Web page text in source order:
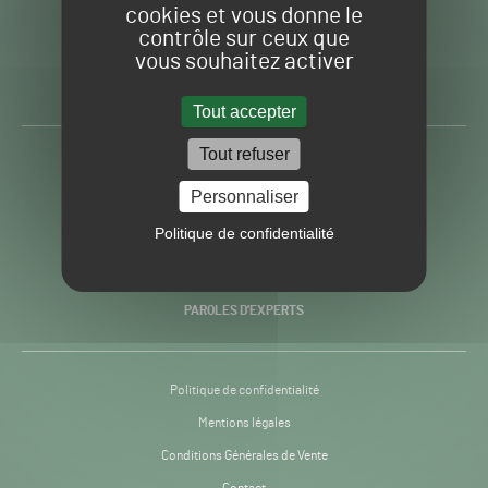
cookies et vous donne le
contrôle sur ceux que
vous souhaitez activer
Tout accepter
Tout refuser
Personnaliser
Politique de confidentialité
Gazon
Sport
H24
-
Toute l’info autour du
PRATIQUES
PAROLES D’EXPERTS
Politique de confidentialité
Mentions légales
Conditions Générales de Vente